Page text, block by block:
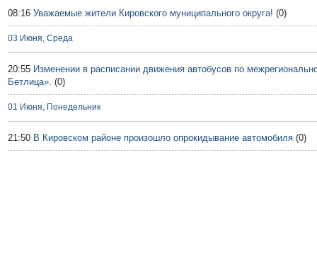
08:16 Уважаемые жители Кировского муниципального округа! (0)
03 Июня, Среда
20:55 Изменении в расписании движения автобусов по
Бетлица». (0)
01 Июня, Понедельник
21:50 В Кировском районе произошло опрокидывание автомобиля (0)